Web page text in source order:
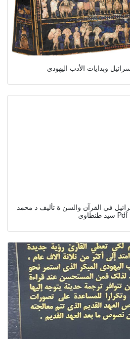
وبدايات الأدب اليهودي
في القرآن والسن ة تأليف د محمد